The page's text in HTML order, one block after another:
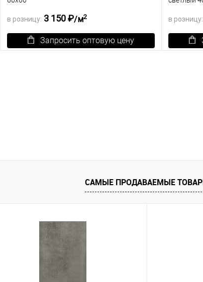
в розницу: 3 150 ₽/м2
Запросить оптовую цену
в розницу:
САМЫЕ ПРОДАВАЕМЫЕ